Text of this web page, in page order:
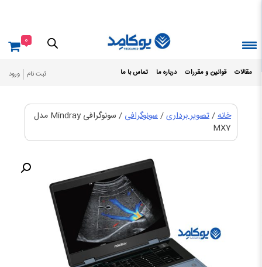
مقالات قوانین و مقررات درباره ما تماس با ما ثبت نام ورود
0
خانه/تصویر برداری/سونوگرافی
/ سونوگرافی Mindray مدل
MX7